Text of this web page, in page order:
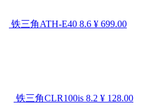
铁三角ATH-E40 8.6 ¥ 699.00
铁三角CLR100is 8.2 ¥ 128.00